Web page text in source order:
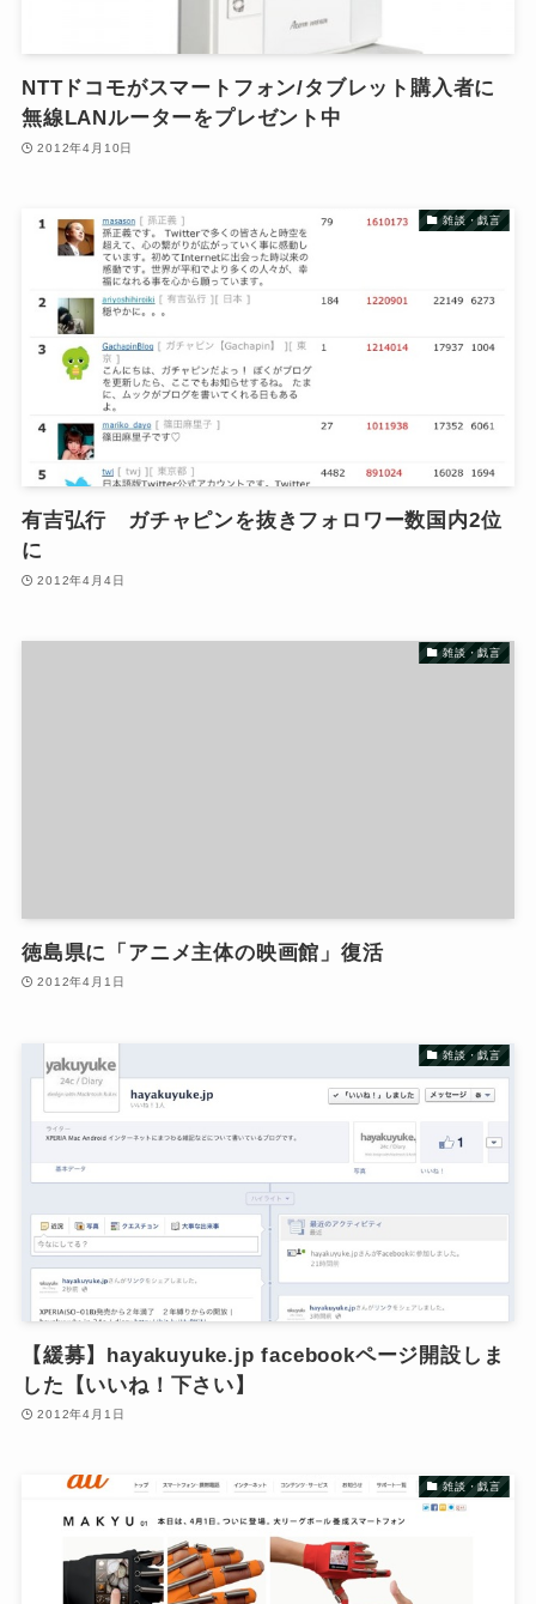
NTTドコモがスマートフォン/タブレット購入者に
無線LANルーターをプレゼント中
2012年4月10日
雑談・戯言
有吉弘行 ガチャピンを抜きフォロワー数国内2位
に
2012年4月4日
雑談・戯言
徳島県に「アニメ主体の映画館」復活
2012年4月1日
雑談・戯言
【緩募】hayakuyuke.jp facebookページ開設しま
した【いいね！下さい】
2012年4月1日
雑談・戯言